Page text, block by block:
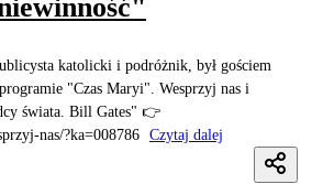
katolicki i podróżnik, był gościem
"Czas Maryi". Wesprzyj nas i
świata. Bill Gates" 👉
nas/?ka=008786 Czytaj dalej